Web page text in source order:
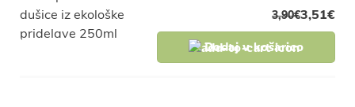
3,51€
3,90€
Dodaj v košarico